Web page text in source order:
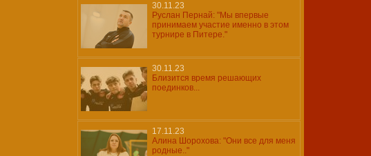
30.11.23
Руслан Пернай: "Мы впервые
принимаем участие именно в этом
турнире в Питере."
30.11.23
Близится время решающих
поединков...
17.11.23
Алина Шорохова: "Они все для меня
родные.."